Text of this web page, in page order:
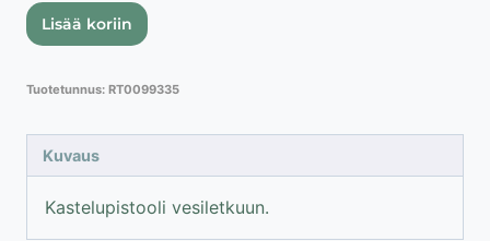
Kastelupistooli
määrä
Lisää koriin
Tuotetunnus: RT0099335
Kuvaus
Kastelupistooli vesiletkuun.